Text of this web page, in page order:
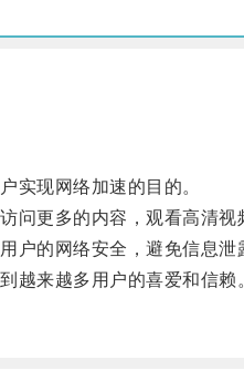
现网络加速的目的。
更多的内容，观看高清视
的网络安全，避免信息泄
来越多用户的喜爱和信赖